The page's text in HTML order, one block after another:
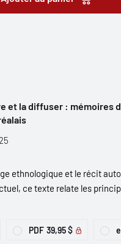
et la diffuser : mémoires
ethnologique et le récit
ce texte relate les
PDF 39,95 $